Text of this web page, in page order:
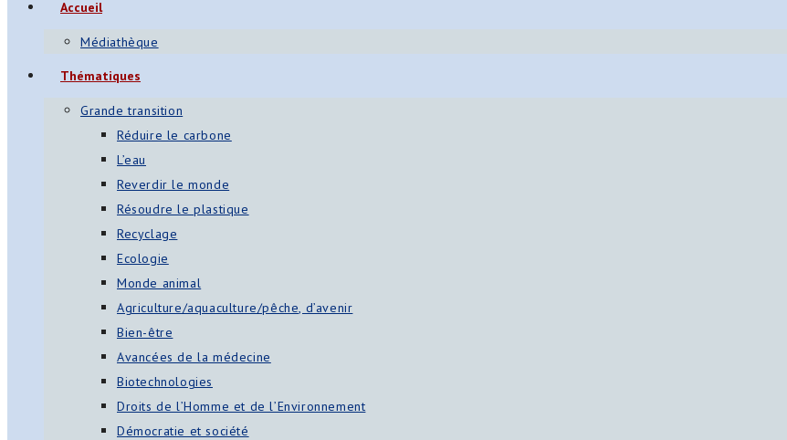
Accueil
Médiathèque
Thématiques
Grande transition
Réduire le carbone
L’eau
Reverdir le monde
Résoudre le plastique
Recyclage
Ecologie
Monde animal
Agriculture/aquaculture/pêche, d’avenir
Bien-être
Avancées de la médecine
Biotechnologies
Droits de l’Homme et de l’Environnement
Démocratie et société